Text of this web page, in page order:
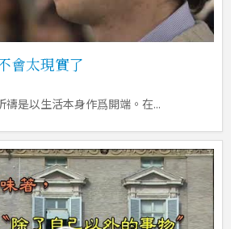
會太現實了
禱是以生活本身作爲開端。在...